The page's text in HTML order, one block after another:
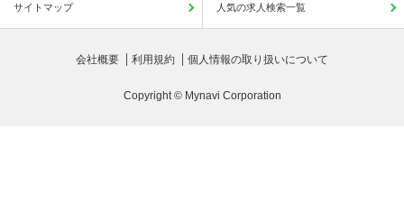
サイトマップ 人気の求人検索一覧
会社概要 利用規約 個人情報の取り扱いについて
Copyright © Mynavi Corporation